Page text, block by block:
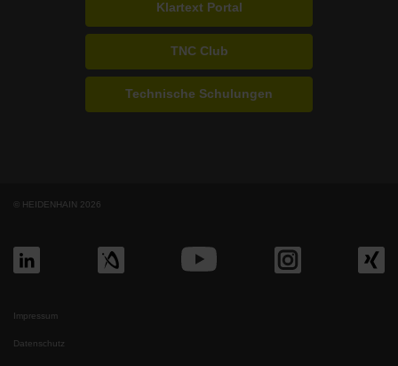
Klartext Portal
TNC Club
Technische Schulungen
© HEIDENHAIN 2026
Impressum
Datenschutz